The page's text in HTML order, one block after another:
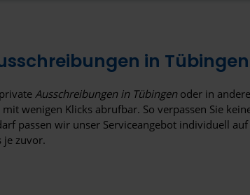
in Tübingen
Ausschreibungen in Tübingenoder in
wenigen Klicks abrufbar. So verpassen Sie
passen wir unser Serviceangebot individuell
je zuvor.